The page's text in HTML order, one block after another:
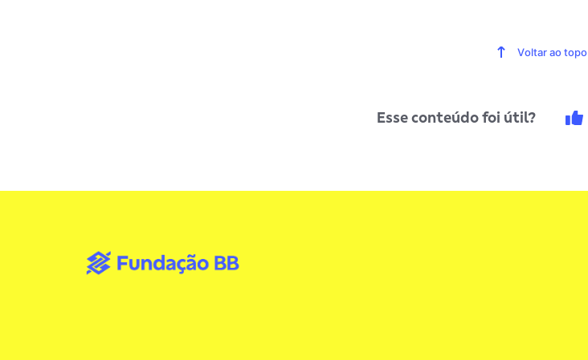
Voltar ao topo
Esse conteúdo foi útil?